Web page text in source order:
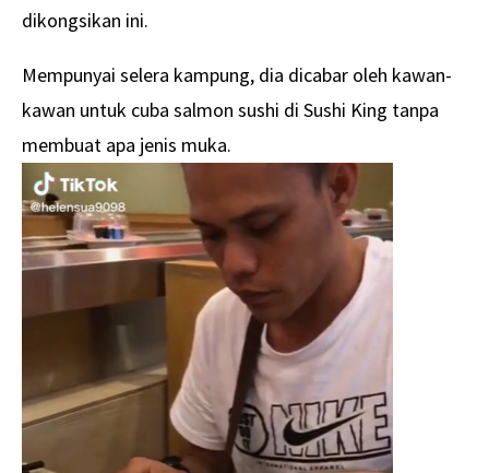
dikongsikan ini.
Mempunyai selera kampung, dia dicabar oleh kawan-
kawan untuk cuba salmon sushi di Sushi King tanpa
membuat apa jenis muka.